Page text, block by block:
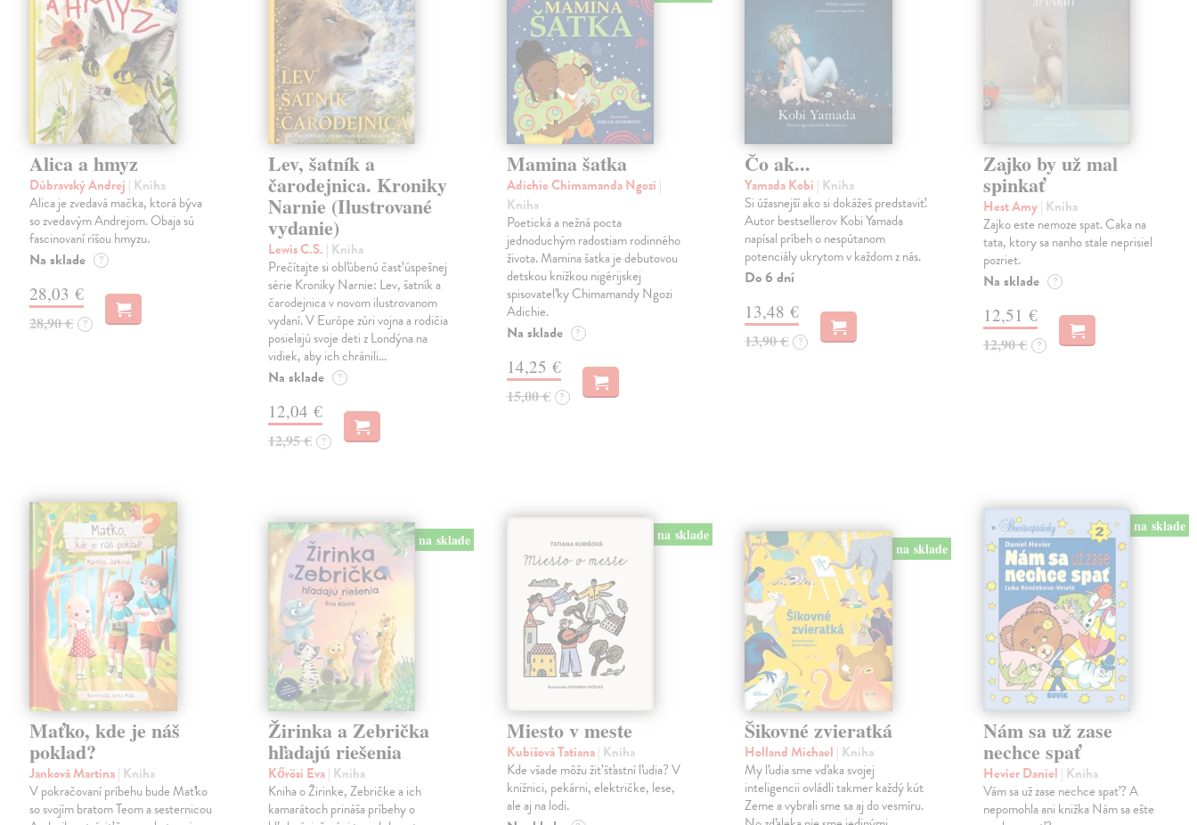
Alica a hmyz
Dúbravský Andrej | Kniha
Alica je zvedavá mačka, ktorá býva
so zvedavým Andrejom. Obaja sú
fascinovaní ríšou hmyzu.
Na sklade ?
28,03 €
28,90 € ?
Lev, šatník a
čarodejnica. Kroniky
Narnie (Ilustrované
vydanie)
Lewis C.S. | Kniha
Prečítajte si obľúbenú časť úspešnej
série Kroniky Narnie: Lev, šatník a
čarodejnica v novom ilustrovanom
vydaní. V Európe zúri vojna a rodičia
posielajú svoje deti z Londýna na
vidiek, aby ich chránili…
Na sklade ?
12,04 €
12,95 € ?
Mamina šatka
Adichie Chimamanda Ngozi |
Kniha
Poetická a nežná pocta
jednoduchým radostiam rodinného
života. Mamina šatka je debutovou
detskou knižkou nigérijskej
spisovateľky Chimamandy Ngozi
Adichie.
Na sklade ?
14,25 €
15,00 € ?
Čo ak...
Yamada Kobi | Kniha
Si úžasnejší ako si dokážeš predstaviť.
Autor bestsellerov Kobi Yamada
napísal príbeh o nespútanom
potenciály ukrytom v každom z nás.
Do 6 dní
13,48 €
13,90 € ?
Zajko by už mal
spinkať
Hest Amy| Kniha
Zajko este nemoze spat. Caka na
tata, ktory sa nanho stale neprisiel
pozriet.
Na sklade ?
12,51 €
12,90 € ?
Maťko, kde je náš
poklad?
Janková Martina| Kniha
V pokračovaní príbehu bude Maťko
so svojím bratom Teom a sesternicou
na sklade
Žirinka a Zebrička
hľadajú riešenia
Kőrösi Eva| Kniha
Kniha o Žirinke, Zebričke a ich
kamarátoch prináša príbehy o
na sklade
Miesto v meste
Kubišová Tatiana| Kniha
Kde všade môžu žiť šťastní ľudia? V
knižnici, pekárni, električke, lese,
ale aj na lodi.
na sklade
Šikovné zvieratká
Holland Michael | Kniha
My ľudia sme vďaka svojej
inteligencii ovládli takmer každý kút
Zeme a vybrali sme sa aj do vesmíru.
na sklade
Nám sa už zase
nechce spať
Hevier Daniel | Kniha
Vám sa už zase nechce spať? A
nepomohla ani knižka Nám sa ešte